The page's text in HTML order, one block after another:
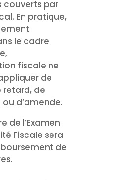
couverts par
En pratique,
le cadre
fiscale ne
de
retard, de
d’amende.
de l’Examen
Fiscale sera
de